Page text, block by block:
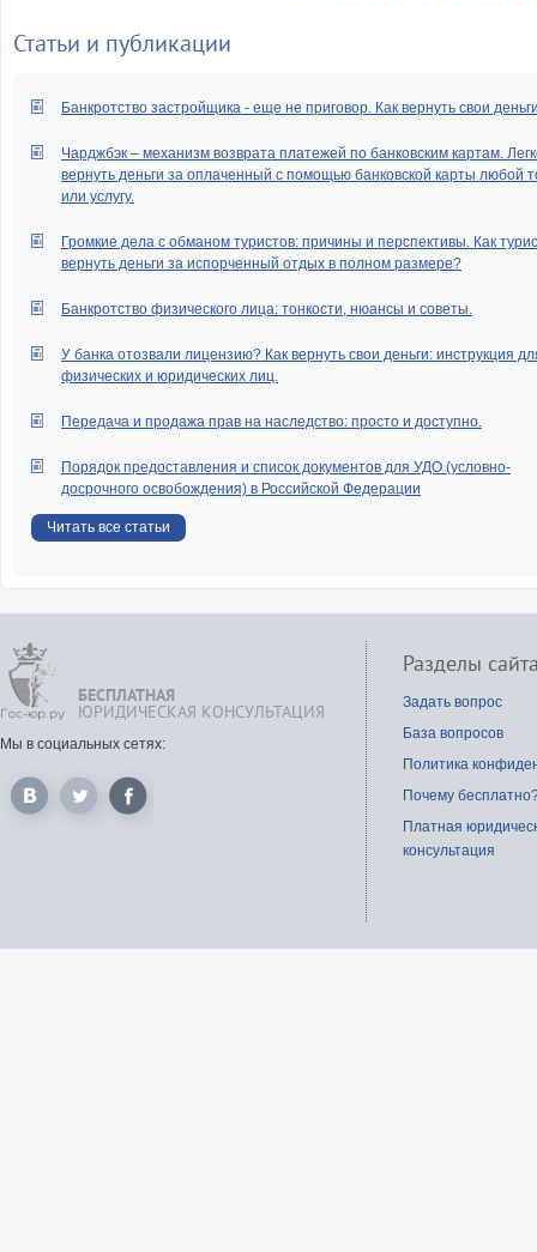
Статьи и публикации
Банкротство застройщика - еще не приговор. Как вернуть свои
Чарджбэк – механизм возврата платежей по банковским картам.
вернуть деньги за оплаченный с помощью банковской карты любой
или услугу.
Громкие дела с обманом туристов: причины и перспективы. Как
вернуть деньги за испорченный отдых в полном размере?
Банкротство физического лица: тонкости, нюансы и советы.
У банка отозвали лицензию? Как вернуть свои деньги: инструкция
физических и юридических лиц.
Передача и продажа прав на наследство: просто и доступно.
Порядок предоставления и список документов для УДО (условно-
досрочного освобождения) в Российской Федерации
Читать все статьи
БЕСПЛАТНАЯ
ЮРИДИЧЕСКАЯ КОНСУЛЬТАЦИЯ
Мы в социальных сетях:
Разделы
Задать вопрос
База вопросов
Политика
Почему
Платная
консультация